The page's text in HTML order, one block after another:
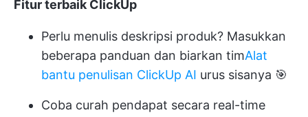
Fitur terbaik ClickUp
Perlu menulis deskripsi produk? Masukkan
beberapa panduan dan biarkan timAlat
bantu penulisan ClickUp AI urus sisanya 🎯
Coba curah pendapat secara real-time